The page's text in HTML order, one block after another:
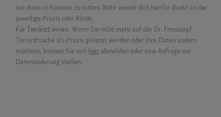
mit ihnen in Kontakt zu treten. Bitte wende dich hierfür direkt an die
jeweilige Praxis oder Klinik.
Für Tierärzt:innen: Wenn Sie nicht mehr auf der Dr. Fressnapf
Tierarztsuche als Praxis gelistet werden oder Ihre Daten ändern
möchten, können Sie sich hier abmelden oder eine Anfrage zur
Datenänderung stellen.